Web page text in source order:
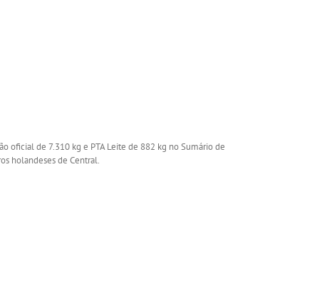
oficial de 7.310 kg e PTA Leite de 882 kg no Sumário de
holandeses de Central.